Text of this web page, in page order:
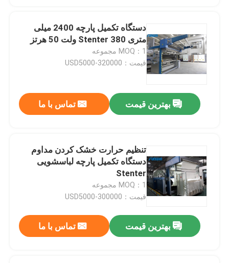
دستگاه تکمیل پارچه 2400 میلی
متری Stenter 380 ولت 50 هرتز
MOQ：1 مجموعه
قیمت：USD5000-320000
بهترین قیمت تماس با ما
تنظیم حرارت خشک کردن مداوم
دستگاه تکمیل پارچه لباسشویی
Stenter
MOQ：1 مجموعه
قیمت：USD5000-300000
بهترین قیمت تماس با ما